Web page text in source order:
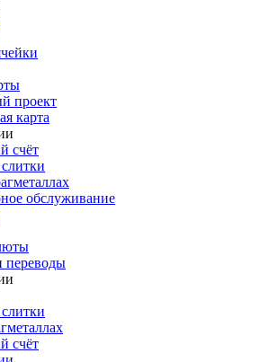
проект
карта
счёт
обслуживание
переводы
счёт